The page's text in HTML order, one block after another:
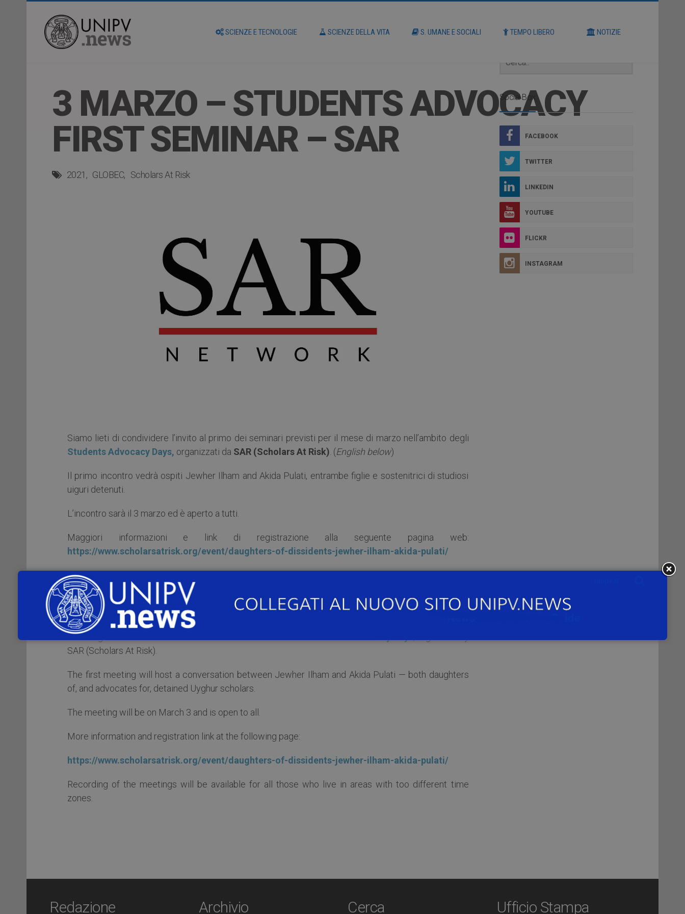
SCIENZE E TECNOLOGIE SCIENZE DELLA VITA S. UMANE E SOCIALI TEMPO LIBERO NOTIZIE
3 MARZO – STUDENTS ADVOCACY
FIRST SEMINAR – SAR
2021 GLOBEC Scholars At Risk
Siamo lieti di condividere l’invito al primo dei seminari previsti per il mese di marzo nell’ambito degli
Students Advocacy Days, organizzati da SAR (Scholars At Risk). (English below)
Il primo incontro vedrà ospiti Jewher Ilham and Akida Pulati, entrambe figlie e sostenitrici di studiosi
uiguri detenuti.
L’incontro sarà il 3 marzo ed è aperto a tutti.
Maggiori informazioni e link di registrazione alla seguente pagina web:
https://www.scholarsatrisk.org/event/daughters-of-dissidents-jewher-ilham-akida-pulati/
Per i residenti in paesi con fuso orario troppo differente, sarà resa disponibile la registrazione
dell’incontro.
***
We are glad to share the invitation to the first seminar of the
SAR (Scholars At Risk).
The first meeting will host a conversation between Jewher Ilham and Akida Pulati — both daughters
of, and advocates for, detained Uyghur scholars.
The meeting will be on March 3 and is open to all.
More information and registration link at the following page:
https://www.scholarsatrisk.org/event/daughters-of-dissidents-jewher-ilham-akida-pulati/
Recording of the meetings will be available for all those who live in areas with too different time
zones.
Social Box
FACEBOOK
TWITTER
LINKEDIN
YOUTUBE
FLICKR
INSTAGRAM
Redazione Archivio Cerca Ufficio Stampa